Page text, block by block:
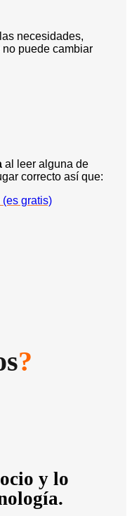
necesidades,
puede cambiar
al leer alguna de
correcto así que:
gratis)
?
y lo